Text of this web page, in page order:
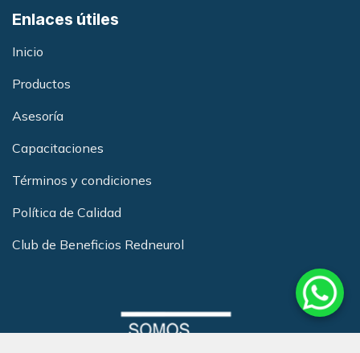
Enlaces útiles
Inicio
Productos
Asesoría
Capacitaciones
Términos y condiciones
Política de Calidad
Club de Beneficios Redneurol